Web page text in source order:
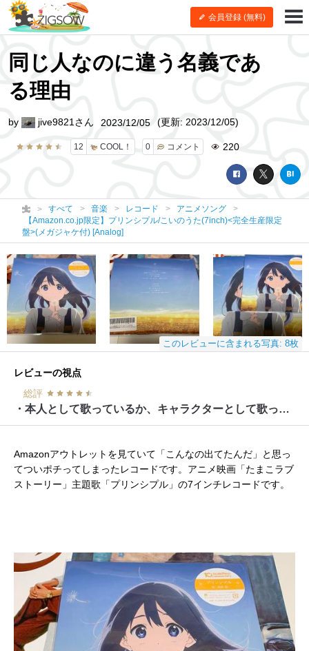
会員登録 (無料)
同じ人なのに違う名義であ
る理由
12 COOL！ 0 コメント 220
by jive9821さん 2023/12/05 (更新: 2023/12/05)
すべて 音楽 レコード
アニメソング
【Amazon.co.jp限定】プリンシプル/こいのうた(7inch)<完全生産限定
盤>(メガジャケ付) [Analog]
このレビューに含まれる写真: 8枚
レビューの視点
総評
・本人として歌っているか、キャラクターとして歌っているか
Amazonアウトレットを見ていて「こんなの出てたんだ」と思っ
てついポチってしまったレコードです。アニメ映画「たまこラブ
ストーリー」主題歌「プリンシプル」の7インチレコードです。